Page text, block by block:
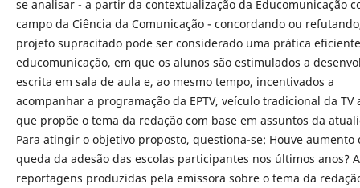
se analisar - a partir da contextualização da Educomunicação
campo da Ciência da Comunicação - concordando ou
projeto supracitado pode ser considerado uma prática
educomunicação, em que os alunos são estimulados a
escrita em sala de aula e, ao mesmo tempo, incentivados a
acompanhar a programação da EPTV, veículo tradicional da TV
que propõe o tema da redação com base em assuntos da
Para atingir o objetivo proposto, questiona-se: Houve aumento
queda da adesão das escolas participantes nos últimos anos?
reportagens produzidas pela emissora sobre o tema da